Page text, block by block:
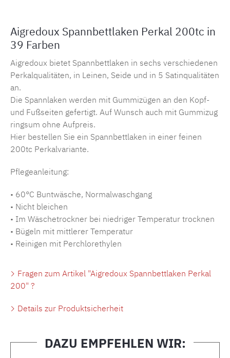
Aigredoux Spannbettlaken Perkal 200tc in
39 Farben
Aigredoux bietet Spannbettlaken in sechs verschiedenen
Perkalqualitäten, in Leinen, Seide und in 5 Satinqualitäten
an.
Die Spannlaken werden mit Gummizügen an den Kopf-
und Fußseiten gefertigt. Auf Wunsch auch mit Gummizug
ringsum ohne Aufpreis.
Hier bestellen Sie ein Spannbettlaken in einer feinen
200tc Perkalvariante.
Pflegeanleitung:
• 60°C Buntwäsche, Normalwaschgang
• Nicht bleichen
• Im Wäschetrockner bei niedriger Temperatur trocknen
• Bügeln mit mittlerer Temperatur
• Reinigen mit Perchlorethylen
Fragen zum Artikel "Aigredoux Spannbettlaken Perkal
200" ?
Details zur Produktsicherheit
DAZU EMPFEHLEN WIR: